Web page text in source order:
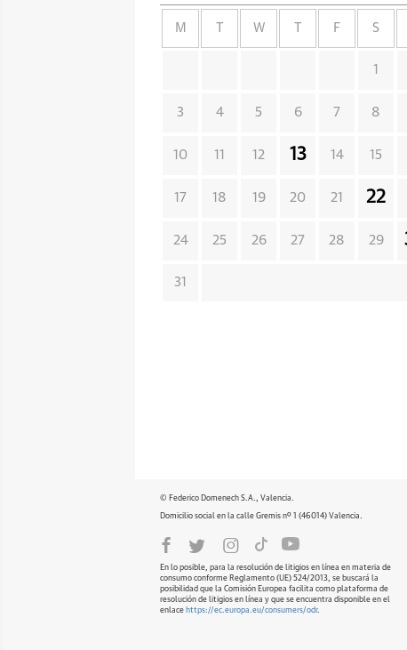
M W F S
1
3 4 5 6 7 8
10 11 12 13 14 15
17 18 19 20 21 22
24 25 26 27 28 29
31
© Federico Domenech S.A., Valencia.
Domicilio social en la calle Gremis nº 1 (46014) Valencia.
En lo posible, para la resolución de litigios en línea en materia de
consumo conforme Reglamento (UE) 524/2013, se buscará la
posibilidad que la Comisión Europea facilita como plataforma de
resolución de litigios en línea y que se encuentra disponible en el
enlace https://ec.europa.eu/consumers/odr.